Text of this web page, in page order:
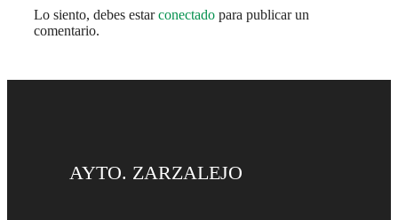
Lo siento, debes estarconectado para publicar un
comentario.
AYTO. ZARZALEJO